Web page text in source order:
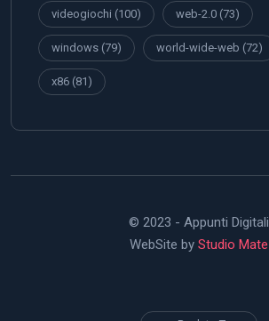
videogiochi (100) web-2.0 (73)
windows (79) world-wide-web (72)
x86 (81)
© 2023 - Appunti Digitali
WebSite by Studio Mate